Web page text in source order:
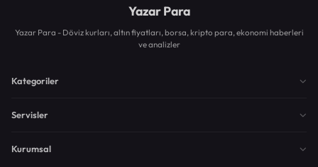
Yazar Para
Yazar Para - Döviz kurları, altın fiyatları, borsa, kripto para, ekonomi haberleri
ve analizler
Kategoriler
Servisler
Kurumsal